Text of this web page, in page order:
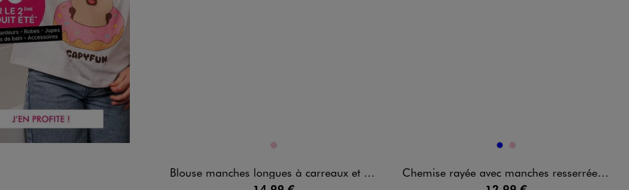
Disponible en 1 colorisROSE
Blouse manches longues à carreaux et boutons fille
Disponible en 2 coloris
BLEUROSE
Chemise rayée avec manches resserrées aux poignets fille